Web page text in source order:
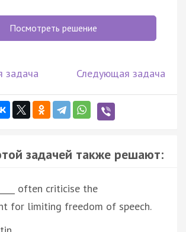
Посмотреть решение
задача Следующая задача
задачей также решают:
often criticise the
for limiting freedom of speech.